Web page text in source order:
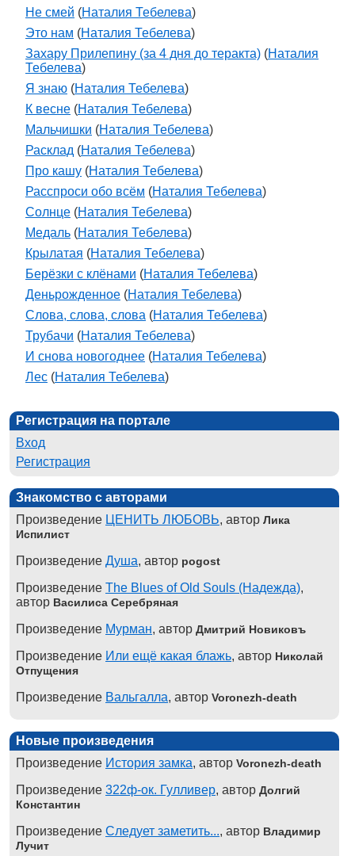
Не смей (Наталия Тебелева)
Это нам (Наталия Тебелева)
Захару Прилепину (за 4 дня до теракта) (Наталия
Тебелева)
Я знаю (Наталия Тебелева)
К весне (Наталия Тебелева)
Мальчишки (Наталия Тебелева)
Расклад (Наталия Тебелева)
Про кашу (Наталия Тебелева)
Расспроси обо всём (Наталия Тебелева)
Солнце (Наталия Тебелева)
Медаль (Наталия Тебелева)
Крылатая (Наталия Тебелева)
Берёзки с клёнами (Наталия Тебелева)
Деньрожденное (Наталия Тебелева)
Слова, слова, слова (Наталия Тебелева)
Трубачи (Наталия Тебелева)
И снова новогоднее (Наталия Тебелева)
Лес (Наталия Тебелева)
Регистрация на портале
Вход
Регистрация
Знакомство с авторами
Произведение ЦЕНИТЬ ЛЮБОВЬ, автор Лика
Испилист
Произведение Душа, автор pogost
Произведение The Blues of Old Souls (Надежда),
автор Василиса Серебряная
Произведение Мурман, автор Дмитрий Новиковъ
Произведение Или ещё какая блажь, автор Николай
Отпущения
Произведение Вальгалла, автор Voronezh-death
Новые произведения
Произведение История замка, автор Voronezh-death
Произведение 322ф-ок. Гулливер, автор Долгий
Константин
Произведение Следует заметить..., автор Владимир
Лучит